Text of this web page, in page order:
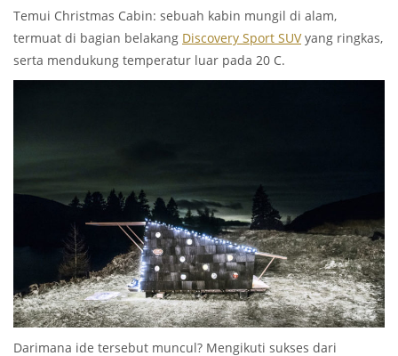
Temui Christmas Cabin: sebuah kabin mungil di alam,
termuat di bagian belakang Discovery Sport SUVyang ringkas,
serta mendukung temperatur luar pada 20 C.
Darimana ide tersebut muncul? Mengikuti sukses dari